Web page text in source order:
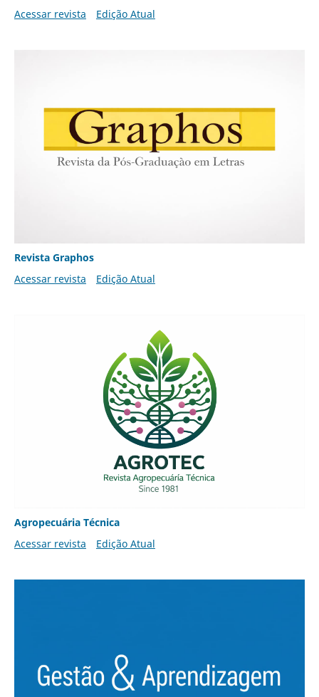
Acessar revista
Edição Atual
Revista Graphos
Acessar revista
Edição Atual
Agropecuária Técnica
Acessar revista
Edição Atual